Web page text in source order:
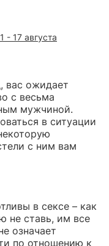
- 17 августа
вас ожидает
с весьма
мужчиной.
в ситуации
с ним вам
в сексе – как
не ставь, им все
означает
по отношению к